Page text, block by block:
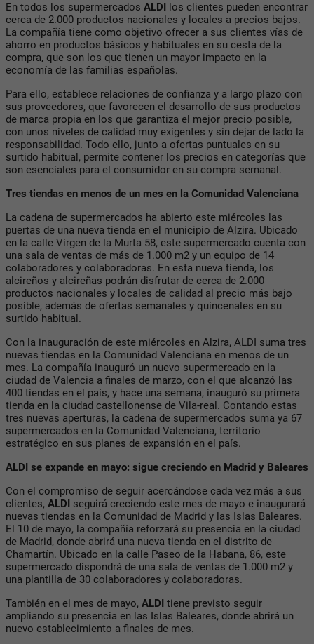
En todos los supermercados ALDI los clientes pueden encontrar
cerca de 2.000 productos nacionales y locales a precios bajos.
La compañía tiene como objetivo ofrecer a sus clientes vías de
ahorro en productos básicos y habituales en su cesta de la
compra, que son los que tienen un mayor impacto en la
economía de las familias españolas.
Para ello, establece relaciones de confianza y a largo plazo con
sus proveedores, que favorecen el desarrollo de sus productos
de marca propia en los que garantiza el mejor precio posible,
con unos niveles de calidad muy exigentes y sin dejar de lado la
responsabilidad. Todo ello, junto a ofertas puntuales en su
surtido habitual, permite contener los precios en categorías que
son esenciales para el consumidor en su compra semanal.
Tres tiendas en menos de un mes en la Comunidad Valenciana
La cadena de supermercados ha abierto este miércoles las
puertas de una nueva tienda en el municipio de Alzira. Ubicado
en la calle Virgen de la Murta 58, este supermercado cuenta con
una sala de ventas de más de 1.000 m2 y un equipo de 14
colaboradores y colaboradoras. En esta nueva tienda, los
alcireños y alcireñas podrán disfrutar de cerca de 2.000
productos nacionales y locales de calidad al precio más bajo
posible, además de ofertas semanales y quincenales en su
surtido habitual.
Con la inauguración de este miércoles en Alzira, ALDI suma tres
nuevas tiendas en la Comunidad Valenciana en menos de un
mes. La compañía inauguró un nuevo supermercado en la
ciudad de Valencia a finales de marzo, con el que alcanzó las
400 tiendas en el país, y hace una semana, inauguró su primera
tienda en la ciudad castellonense de Vila-real. Contando estas
tres nuevas aperturas, la cadena de supermercados suma ya 67
supermercados en la Comunidad Valenciana, territorio
estratégico en sus planes de expansión en el país.
ALDI se expande en mayo: sigue creciendo en Madrid y Baleares
Con el compromiso de seguir acercándose cada vez más a sus
clientes, ALDI seguirá creciendo este mes de mayo e inaugurará
nuevas tiendas en la Comunidad de Madrid y las Islas Baleares.
El 10 de mayo, la compañía reforzará su presencia en la ciudad
de Madrid, donde abrirá una nueva tienda en el distrito de
Chamartín. Ubicado en la calle Paseo de la Habana, 86, este
supermercado dispondrá de una sala de ventas de 1.000 m2 y
una plantilla de 30 colaboradores y colaboradoras.
También en el mes de mayo, ALDI tiene previsto seguir
ampliando su presencia en las Islas Baleares, donde abrirá un
nuevo establecimiento a finales de mes.